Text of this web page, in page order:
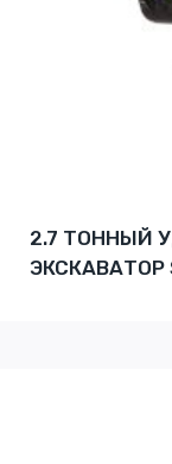
2.7 ТОННЫЙ
ЭКСКАВАТОР